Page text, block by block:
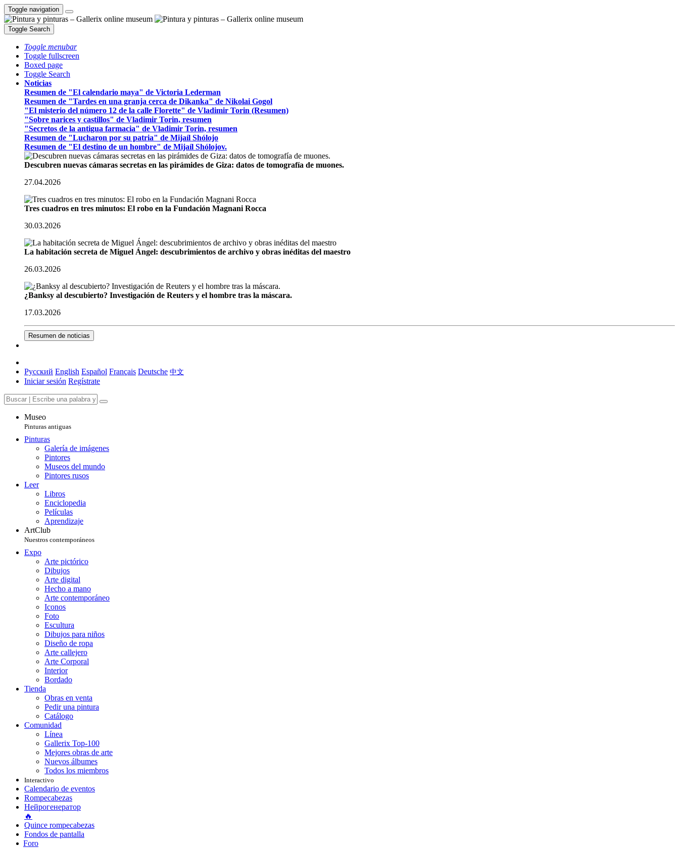
Toggle navigation
Toggle Search
Toggle menubar
Toggle fullscreen
Boxed page
Toggle Search
Noticias
Resumen de "El calendario maya" de Victoria Lederman
Resumen de "Tardes en una granja cerca de Dikanka" de Nikolai Gogol
"El misterio del número 12 de la calle Florette" de Vladimir Torin (Resumen)
"Sobre narices y castillos" de Vladimir Torin, resumen
"Secretos de la antigua farmacia" de Vladimir Torin, resumen
Resumen de "Lucharon por su patria" de Mijaíl Shólojo
Resumen de "El destino de un hombre" de Mijaíl Shólojov.
Descubren nuevas cámaras secretas en las pirámides de Giza: datos de tomografía de muones.
27.04.2026
Tres cuadros en tres minutos: El robo en la Fundación Magnani Rocca
30.03.2026
La habitación secreta de Miguel Ángel: descubrimientos de archivo y obras inéditas del maestro
26.03.2026
¿Banksy al descubierto? Investigación de Reuters y el hombre tras la máscara.
17.03.2026
Resumen de noticias
Русский English Español Français Deutsche 中文
Iniciar sesión Regístrate
Museo
Pinturas antiguas
Pinturas
Galería de imágenes
Pintores
Museos del mundo
Pintores rusos
Leer
Libros
Enciclopedia
Películas
Aprendizaje
ArtClub
Nuestros contemporáneos
Expo
Arte pictórico
Dibujos
Arte digital
Hecho a mano
Arte contemporáneo
Iconos
Foto
Escultura
Dibujos para niños
Diseño de ropa
Arte callejero
Arte Corporal
Interior
Bordado
Tienda
Obras en venta
Pedir una pintura
Catálogo
Comunidad
Línea
Gallerix Top-100
Mejores obras de arte
Nuevos álbumes
Todos los miembros
Interactivo
Calendario de eventos
Rompecabezas
Нейрогенератор
🔥
Quince rompecabezas
Fondos de pantalla
Foro